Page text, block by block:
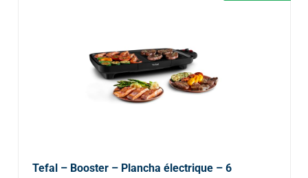
Tefal – Booster – Plancha électrique – 6